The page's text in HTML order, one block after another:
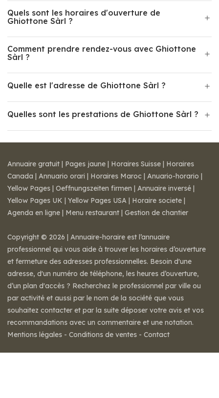
Quels sont les horaires d'ouverture de
Ghiottone Sàrl ?
Comment prendre rendez-vous avec Ghiottone
Sàrl ?
Quelle est l'adresse de Ghiottone Sàrl ?
Quelles sont les prestations de Ghiottone Sàrl ?
Annuaire gratuit | Pages jaune | Horaires Suisse | Horaires
Canada | Annuario orari | Horaires Maroc | Anuario-horario |
Yellow Pages | Oeffnungszeiten firmen | Annuaire inversé |
Yellow Pages UK | Yellow Pages USA | Horaire societe |
Agenda en ligne | Menu restaurant | Gestion de chantier
Copyright © 2026 | Annuaire-horaire est l’annuaire
professionnel qui vous aide à trouver les horaires d’ouverture
et fermeture des adresses professionnelles. Besoin d'une
adresse, d'un numéro de téléphone, les heures d’ouverture,
d’un plan d'accès ? Recherchez le professionnel par ville ou
par activité et aussi par le nom de la société que vous
souhaitez contacter et par la suite déposer votre avis et vos
recommandations avec un commentaire et une notation.
Mentions légales - Conditions de ventes - Contact